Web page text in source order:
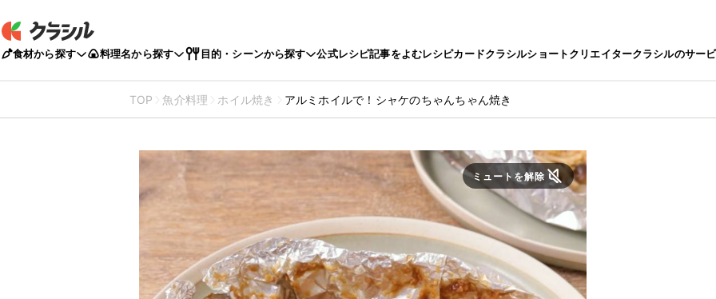
食材から探す 料理名から探す 目的・シーンから探す 公式レシピ記事をよむレシピカードクラシルショートクリエイタークラシルのサー
TOP 魚介料理 ホイル焼き アルミホイルで！シャケのちゃんちゃん焼き
ミュートを解除